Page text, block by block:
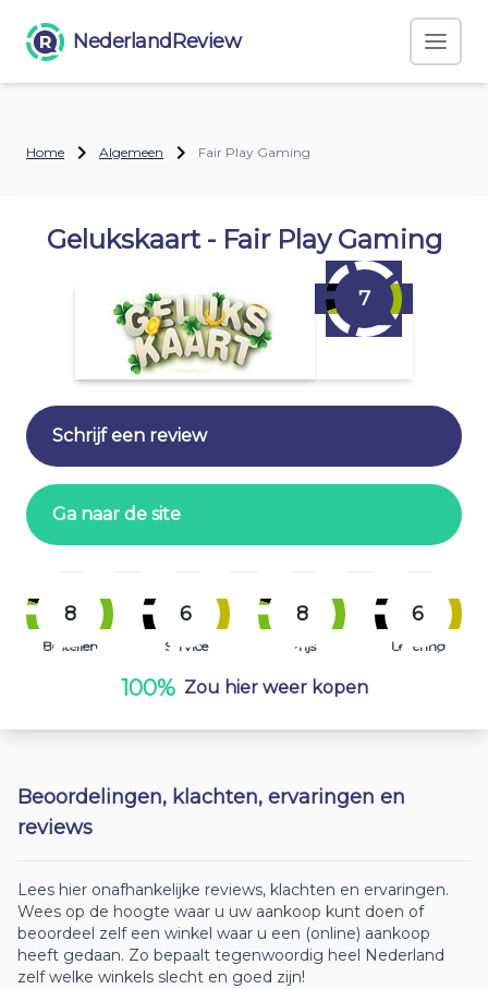
NederlandReview
Home Algemeen Fair Play Gaming
Gelukskaart - Fair Play Gaming
7
Schrijf een review
Ga naar de site
8
Bestellen
6
Service
8
Prijs
6
Levering
100% Zou hier weer kopen
Beoordelingen, klachten, ervaringen en
reviews
Lees hier onafhankelijke reviews, klachten en ervaringen.
Wees op de hoogte waar u uw aankoop kunt doen of
beoordeel zelf een winkel waar u een (online) aankoop
heeft gedaan. Zo bepaalt tegenwoordig heel Nederland
zelf welke winkels slecht en goed zijn!